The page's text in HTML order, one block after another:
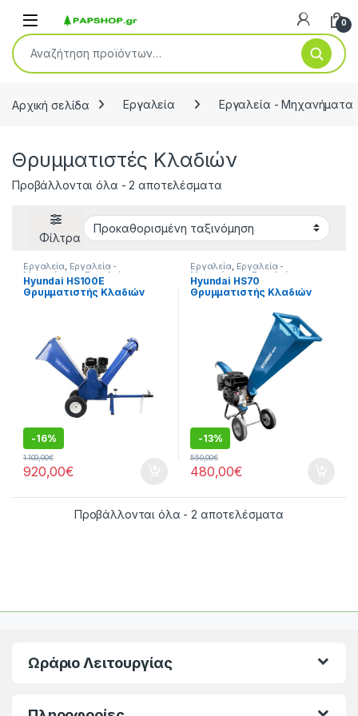
Open 0
Αναζήτηση για:
Αρχική σελίδα Εργαλεία Εργαλεία - Μηχανήματα
Θρυμματιστές Κλαδιών
Προβάλλονται όλα - 2 αποτελέσματα
Φίλτρα
Εργαλεία, Εργαλεία -
Μηχανήματα ,Εργαλεία
Βενζίνης ,Θρυμματιστές
Κλαδιών,Θρυμματιστές
Κλαδιών Βενζίνης
Hyundai HS100E
Θρυμματιστής Κλαδιών
-16%
920,00€
1.100,00€
Εργαλεία, Εργαλεία -
Μηχανήματα,Εργαλεία
Βενζίνης ,Θρυμματιστές
Κλαδιών,Θρυμματιστές
Κλαδιών Βενζίνης
Hyundai HS70
Θρυμματιστής Κλαδιών
-13%
480,00€
550,00€
Προβάλλονται όλα - 2 αποτελέσματα
Ωράριο Λειτουργίας